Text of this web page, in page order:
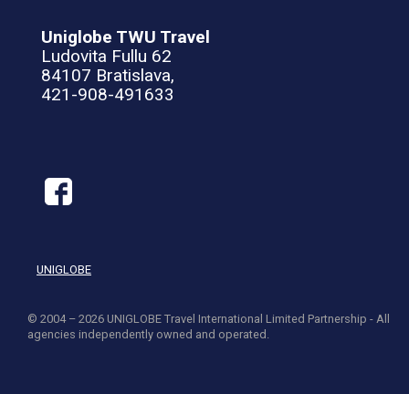
Uniglobe TWU Travel
Ludovita Fullu 62
84107 Bratislava,
421-908-491633
UNIGLOBE
© 2004 – 2026 UNIGLOBE Travel International Limited Partnership - All
agencies independently owned and operated.